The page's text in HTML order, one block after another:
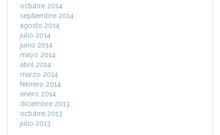
octubre 2014
septiembre 2014
agosto 2014
julio 2014
junio 2014
mayo 2014
abril 2014
marzo 2014
febrero 2014
enero 2014
diciembre 2013
octubre 2013
julio 2013